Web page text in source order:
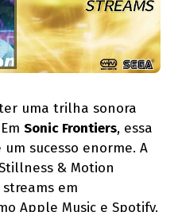
uma trilha sonora
Sonic Frontiers, essa
sucesso enorme. A
& Motion
em
Apple Music e Spotify.